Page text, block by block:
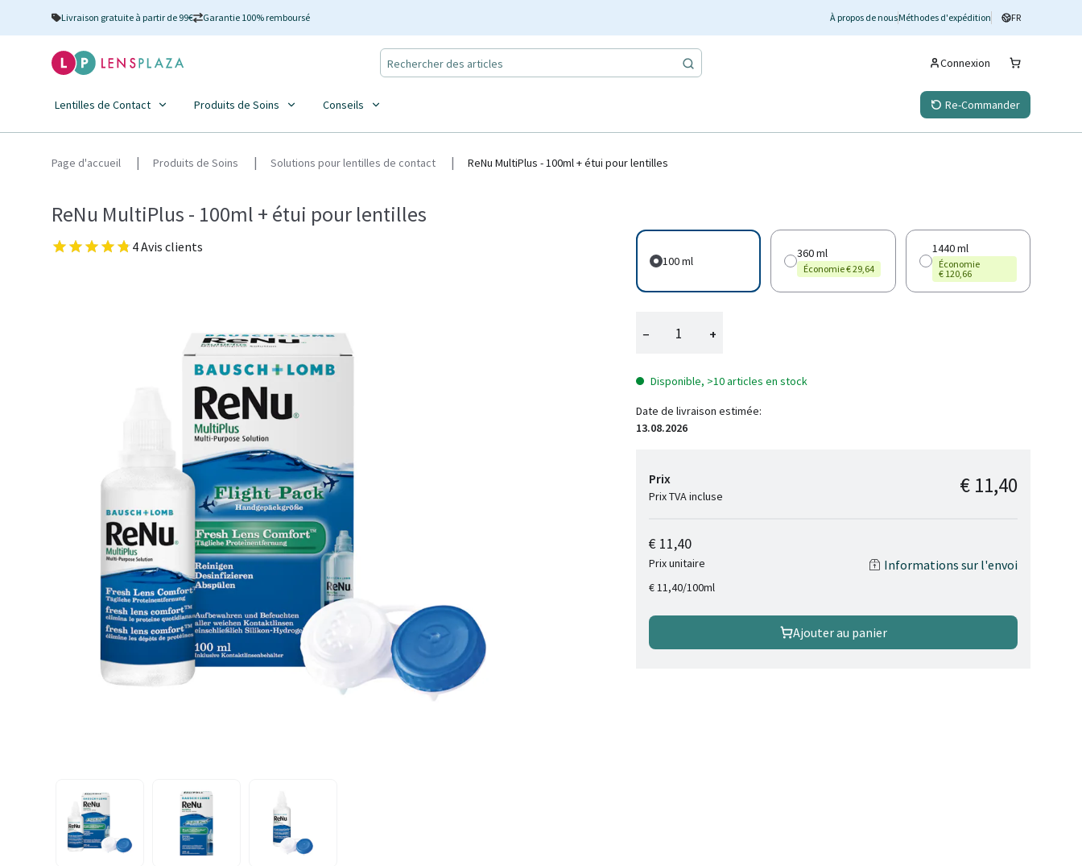
Livraison gratuite à partir de 99€ Garantie 100% remboursé À propos de nousMéthodes d'expédition FR
Connexion
Lentilles de Contact Produits de Soins Conseils Re-Commander
Page d'accueil Produits de Soins Solutions pour lentilles de contact ReNu MultiPlus - 100ml + étui pour lentilles
ReNu MultiPlus - 100ml + étui pour lentilles
4 Avis clients
100 ml
360 ml
Économie € 29,64
1440 ml
Économie
€ 120,66
− +
Disponible, >10 articles en stock
Date de livraison estimée:
13.08.2026
Prix
Prix TVA incluse € 11,40
€ 11,40
Prix unitaire
€ 11,40/100ml
Informations sur l'envoi
Ajouter au panier